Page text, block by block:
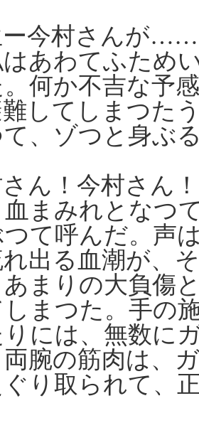
ー今村さんが
はあわてふため
何か不吉な予
してしまつた
、ゾつと身ぶ
さん！今村さん
まみれとなつ
て呼んだ。声
れ出る血潮が、
まりの大負傷
まつた。手の
には、無数に
腕の筋肉は、
り取られて、